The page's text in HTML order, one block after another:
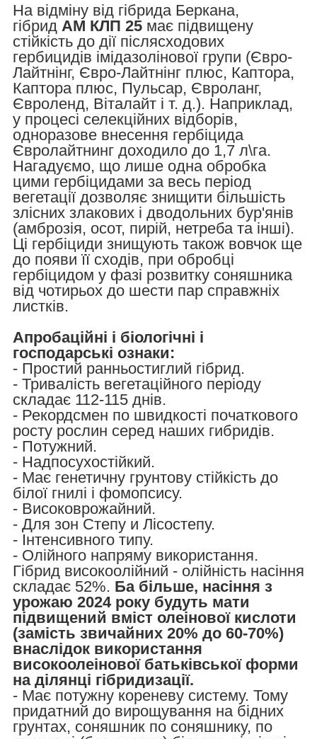
На відміну від гібрида Беркана,
гібрид АМ КЛП 25 має підвищену
стійкість до дії післясходових
гербицидів імідазолінової групи (Євро-
Лайтнінг, Євро-Лайтнінг плюс, Каптора,
Каптора плюс, Пульсар, Євроланг,
Євроленд, Віталайт і т. д.). Наприклад,
у процесі селекційних відборів,
одноразове внесення гербіцида
Євролайтнинг доходило до 1,7 л\га.
Нагадуємо, що лише одна обробка
цими гербіцидами за весь період
вегетації дозволяє знищити більшість
злісних злакових і дводольних бур'янів
(амброзія, осот, пирій, нетреба та інші).
Ці гербіциди знищують також вовчок ще
до появи її сходів, при обробці
гербіцидом у фазі розвитку соняшника
від чотирьох до шести пар справжніх
листків.
Апробаційні і біологічні і
господарські ознаки:
- Простий ранньостиглий гібрид.
- Тривалість вегетаційного періоду
складає 112-115 днів.
- Рекордсмен по швидкості початкового
росту рослин серед наших гибридів.
- Потужний.
- Надпосухостійкий.
- Має генетичну грунтову стійкість до
білої гнилі і фомопсису.
- Високоврожайний.
- Для зон Степу и Лісостепу.
- Інтенсивного типу.
- Олійного напряму використання.
Гібрид високоолійний - олійність насіння
складає 52%. Ба більше, насіння з
урожаю 2024 року будуть мати
підвищений вміст олеінової кислоти
(замість звичайних 20% до 60-70%)
внаслідок використання
високоолеінової батьківської форми
на ділянці гібридизації.
- Має потужну кореневу систему. Тому
придатний до вирощування на бідних
грунтах, соняшник по соняшнику, по